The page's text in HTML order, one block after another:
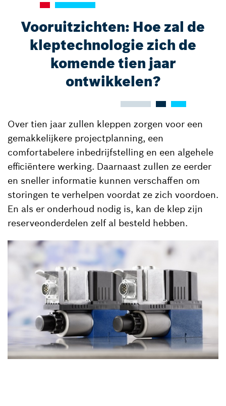
Vooruitzichten: Hoe zal de
kleptechnologie zich de
komende tien jaar
ontwikkelen?
Over tien jaar zullen kleppen zorgen voor een
gemakkelijkere projectplanning, een
comfortabelere inbedrijfstelling en een algehele
efficiëntere werking. Daarnaast zullen ze eerder
en sneller informatie kunnen verschaffen om
storingen te verhelpen voordat ze zich voordoen.
En als er onderhoud nodig is, kan de klep zijn
reserveonderdelen zelf al besteld hebben.